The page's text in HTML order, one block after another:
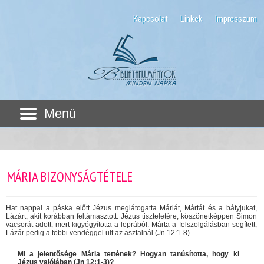
Kapcsolat Linkek Impresszum
Menü
MÁRIA BIZONYSÁGTÉTELE
Hat nappal a páska előtt Jézus meglátogatta Máriát, Mártát és a bátyjukat,
Lázárt, akit korábban feltámasztott. Jézus tiszteletére, köszönetképpen Simon
vacsorát adott, mert kigyógyította a leprából. Márta a felszolgálásban segített,
Lázár pedig a többi vendéggel ült az asztalnál (Jn 12:1-8).
Mi a jelentősége Mária tettének? Hogyan tanúsította, hogy ki
Jézus valójában (Jn 12:1-3)?